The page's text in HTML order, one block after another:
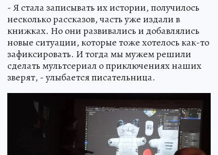
- Я стала записывать их истории, получилось
несколько рассказов, часть уже издали в
книжках. Но они развивались и добавлялись
новые ситуации, которые тоже хотелось как-то
зафиксировать. И тогда мы мужем решили
сделать мультсериал о приключениях наших
зверят, - улыбается писательница.